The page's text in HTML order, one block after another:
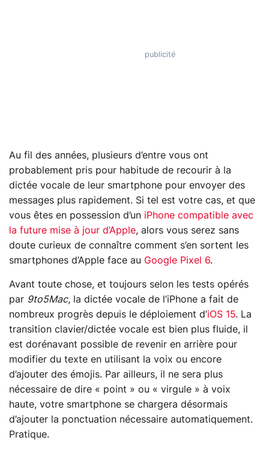
Au fil des années, plusieurs d’entre vous ont
probablement pris pour habitude de recourir à la
dictée vocale de leur smartphone pour envoyer des
messages plus rapidement. Si tel est votre cas, et que
vous êtes en possession d’un iPhone compatible avec
la future mise à jour d’Apple, alors vous serez sans
doute curieux de connaître comment s’en sortent les
smartphones d’Apple face au Google Pixel 6.
Avant toute chose, et toujours selon les tests opérés
par 9to5Mac, la dictée vocale de l’iPhone a fait de
nombreux progrès depuis le déploiement d’iOS 15. La
transition clavier/dictée vocale est bien plus fluide, il
est dorénavant possible de revenir en arrière pour
modifier du texte en utilisant la voix ou encore
d’ajouter des émojis. Par ailleurs, il ne sera plus
nécessaire de dire « point » ou « virgule » à voix
haute, votre smartphone se chargera désormais
d’ajouter la ponctuation nécessaire automatiquement.
Pratique.